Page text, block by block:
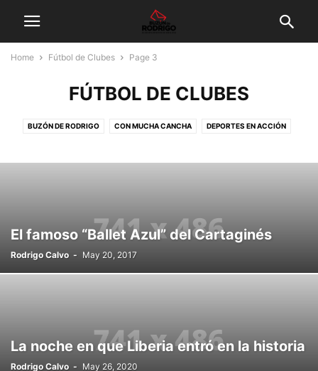
Home Fútbol de Clubes Page 3
FÚTBOL DE CLUBES
BUZÓN DE RODRIGO CON MUCHA CANCHA DEPORTES EN ACCIÓN
FUERA DE JUEGO FÚTBOL DE CLUBES FÚTBOL FEMENINO
PALCO DE PRENSA TELESCOPIO
El famoso “Ballet Azul” del Cartaginés
Rodrigo Calvo - May 20, 2017
La noche en que Liberia entró en la historia
Rodrigo Calvo - May 26, 2020